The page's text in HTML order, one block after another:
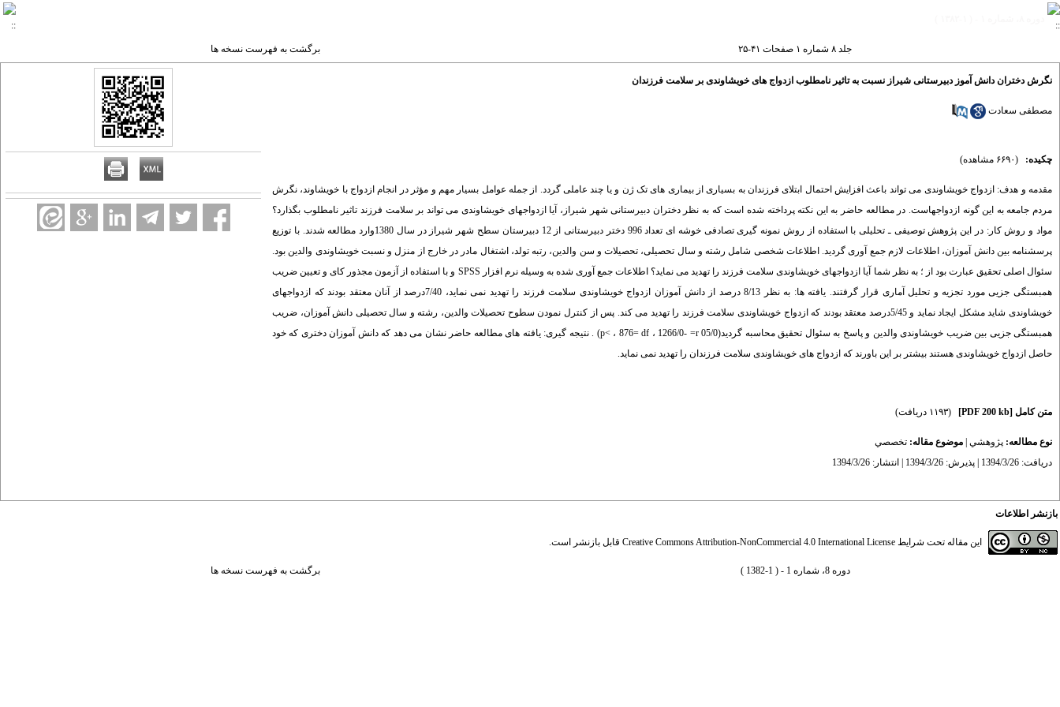
جلد ۸ شماره ۱ صفحات ۴۱-۲۵ برگشت به فهرست نسخه ها
نگرش دختران دانش آموز دبیرستانی شیراز نسبت به تاثیر نامطلوب ازدواج های خویشاوندی بر سلامت فرزندان
مصطفی سعادت
چکیده: (۶۶۹۰ مشاهده)
مقدمه و هدف: ازدواج خویشاوندی می تواند باعث افزایش احتمال ابتلای ‌فرزندان به بسیاری از بیماری های تک ژن و یا چند عاملی گردد. از جمله عوامل بسیار مهم و مؤثر در انجام ازدواج با خویشاوند، نگرش
مردم جامعه به این گونه ازدواجهاست. در مطالعه حاضر به این نکته پرداخته شده است که به نظر دختران دبیرستانی شهر شیراز، آیا ازدواجهای خویشاوندی می تواند بر سلامت فرزند تاثیر نامطلوب بگذارد؟
مواد و روش کار: در این پژوهش توصیفی ـ تحلیلی با استفاده از روش نمونه گیری تصادفی خوشه ای تعداد 996 دختر دبیرستانی از 12 دبیرستان سطح شهر شیراز در سال 1380وارد مطالعه شدند. با توزیع
پرسشنامه بین دانش آموزان، اطلاعات لازم جمع آوری گردید. اطلاعات شخصی شامل رشته و سال تحصیلی، تحصیلات و سن والدین، رتبه تولد، اشتغال مادر در خارج از منزل و نسبت خویشاوندی والدین بود.
سئوال اصلی تحقیق عبارت بود از ؛ به نظر شما آیا ازدواجهای خویشاوندی سلامت فرزند را تهدید می نماید؟ اطلاعات جمع آوری شده به وسیله نرم افزار SPSS و با استفاده از آزمون مجذور کای و تعیین ضریب
همبستگی جزیی مورد تجزیه و تحلیل آماری قرار گرفتند. یافته ها: به نظر 8/13 درصد از دانش آموزان ازدواج خویشاوندی سلامت فرزند را تهدید نمی نماید، 7/40درصد از آنان معتقد بودند که ازدواجهای
خویشاوندی شاید مشکل ایجاد نماید و 5/45درصد معتقد بودند که ازدواج خویشاوندی سلامت فرزند را تهدید می کند. پس از کنترل نمودن سطوح تحصیلات والدین، رشته و سال تحصیلی دانش آموزان، ضریب
همبستگی جزیی بین ضریب خویشاوندی والدین و پاسخ به سئوال تحقیق محاسبه گردید(05/0 p< ، 876= df ، 1266/0- =r) . نتیجه گیری: یافته های مطالعه حاضر نشان می دهد که دانش آموزان دختری که خود
حاصل ازدواج خویشاوندی هستند بیشتر بر این باورند که ازدواج های خویشاوندی سلامت فرزندان را تهدید نمی نماید.
متن کامل [PDF 200 kb] (۱۱۹۳ دریافت)
نوع مطالعه: پژوهشي موضوع مقاله: تخصصي
دریافت: 1394/3/26 | پذیرش: 1394/3/26 | انتشار: 1394/3/26
بازنشر اطلاعات
این مقاله تحت شرایط Creative Commons Attribution-NonCommercial 4.0 International License قابل بازنشر است.
دوره 8، شماره 1 - ( 1-1382 ) برگشت به فهرست نسخه ها